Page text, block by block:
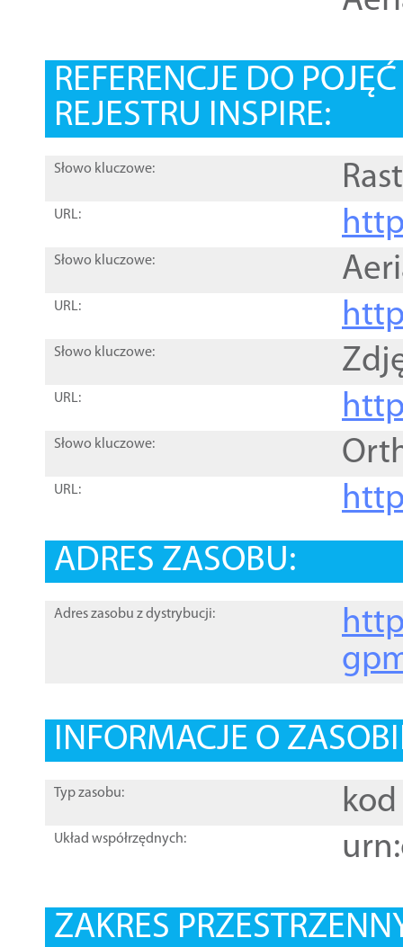
REFERENCJE DO
REJESTRU INSPIRE:
Słowo kluczowe:
URL:
Słowo kluczowe:
URL:
Słowo kluczowe:
URL:
Słowo kluczowe:
URL:
ADRES ZASOBU:
Adres zasobu z dystrybucji:
INFORMACJE O
Typ zasobu: kod
Układ współrzędnych:
ZAKRES